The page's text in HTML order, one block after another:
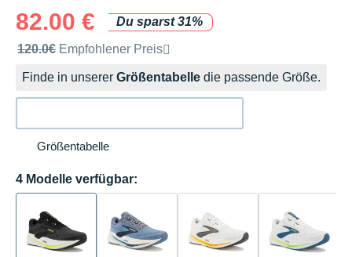
82.00 €
Du sparst 31%
Unverbindliche Preisempfehlung der Marke
120.0€ Empfohlener Preis
Finde in unserer Größentabelle die passende Größe.
Größentabelle
4 Modelle verfügbar: